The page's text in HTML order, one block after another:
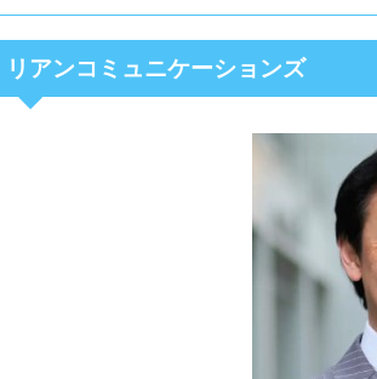
リアンコミュニケーションズ